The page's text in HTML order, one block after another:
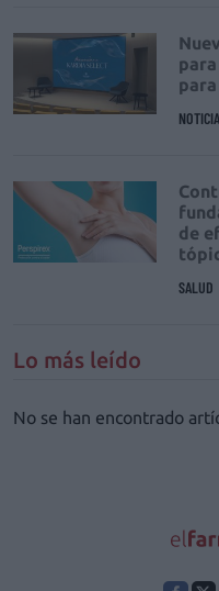
de
SALUD
Lo más leído
No se han encontrado